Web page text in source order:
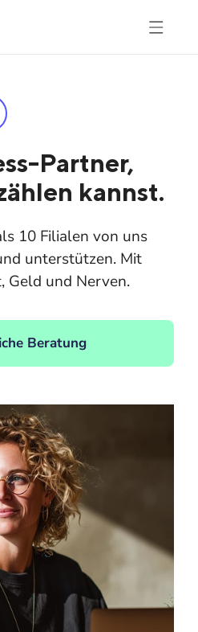
Partner,
kannst.
10 Filialen von uns
unterstützen. Mit
Geld und Nerven.
Beratung